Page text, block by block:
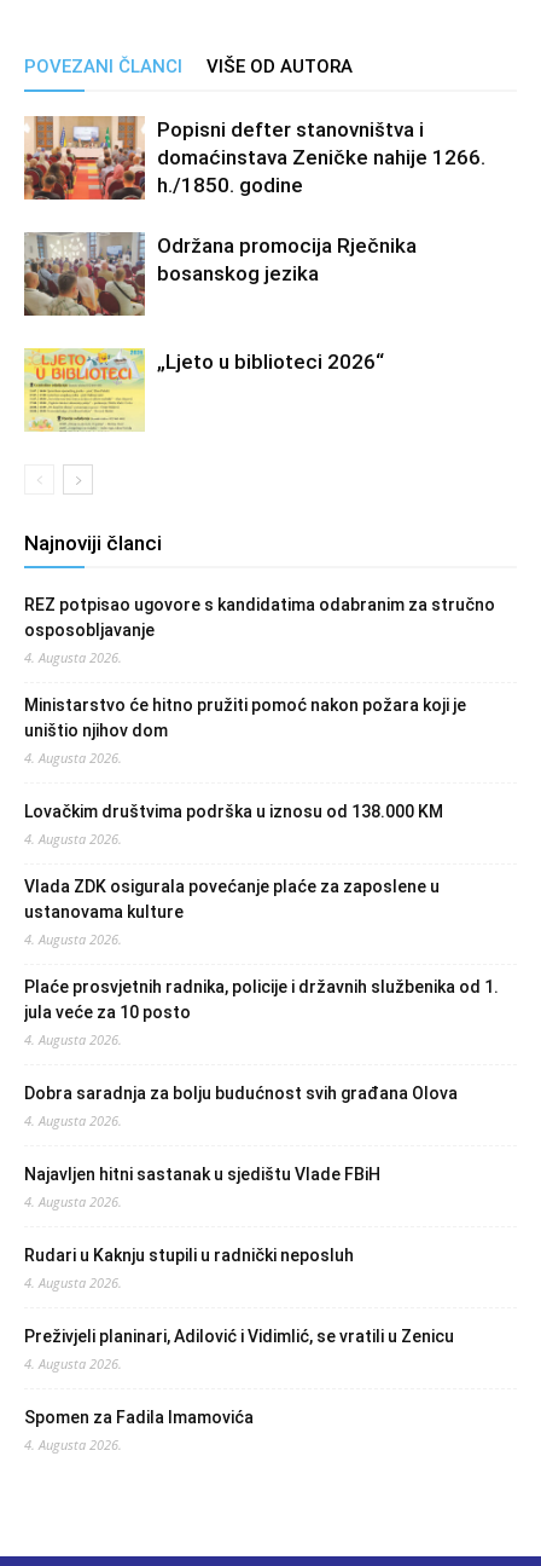
POVEZANI ČLANCI VIŠE OD AUTORA
Popisni defter stanovništva i
domaćinstava Zeničke nahije 1266.
h./1850. godine
Održana promocija Rječnika
bosanskog jezika
„Ljeto u biblioteci 2026“
Najnoviji članci
REZ potpisao ugovore s kandidatima odabranim za stručno
osposobljavanje
4. Augusta 2026.
Ministarstvo će hitno pružiti pomoć nakon požara koji je
uništio njihov dom
4. Augusta 2026.
Lovačkim društvima podrška u iznosu od 138.000 KM
4. Augusta 2026.
Vlada ZDK osigurala povećanje plaće za zaposlene u
ustanovama kulture
4. Augusta 2026.
Plaće prosvjetnih radnika, policije i državnih službenika od 1.
jula veće za 10 posto
4. Augusta 2026.
Dobra saradnja za bolju budućnost svih građana Olova
4. Augusta 2026.
Najavljen hitni sastanak u sjedištu Vlade FBiH
4. Augusta 2026.
Rudari u Kaknju stupili u radnički neposluh
4. Augusta 2026.
Preživjeli planinari, Adilović i Vidimlić, se vratili u Zenicu
4. Augusta 2026.
Spomen za Fadila Imamovića
4. Augusta 2026.